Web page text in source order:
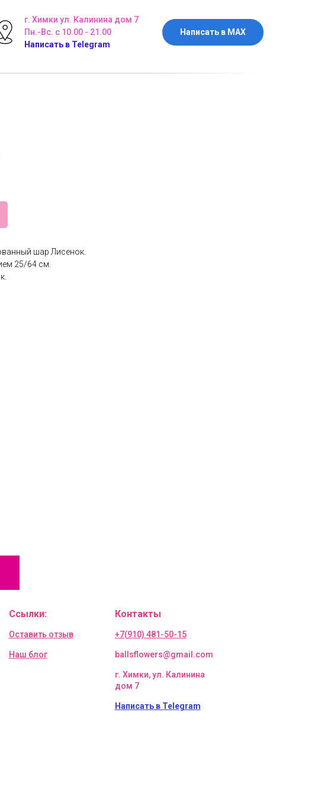
г. Химки ул. Калинина дом 7
Пн.-Вс. с 10.00 - 21.00
Написать в Telegram
Написать в MAX
шар Лисенок.
25/64 см.
Ссылки:
Оставить отзыв
Наш блог
Контакты
+7(910) 481-50-15
ballsflowers@gmail.com
г. Химки, ул. Калинина
дом 7
Написать в Telegram